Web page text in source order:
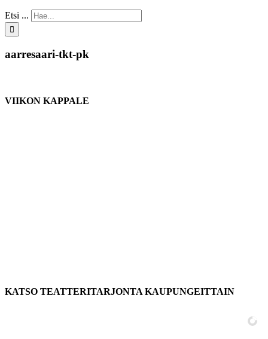
Etsi ...
aarresaari-tkt-pk
VIIKON KAPPALE
KATSO TEATTERITARJONTA KAUPUNGEITTAIN